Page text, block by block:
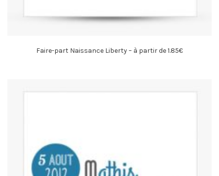
Faire-part Naissance Liberty – à partir de 1.85€